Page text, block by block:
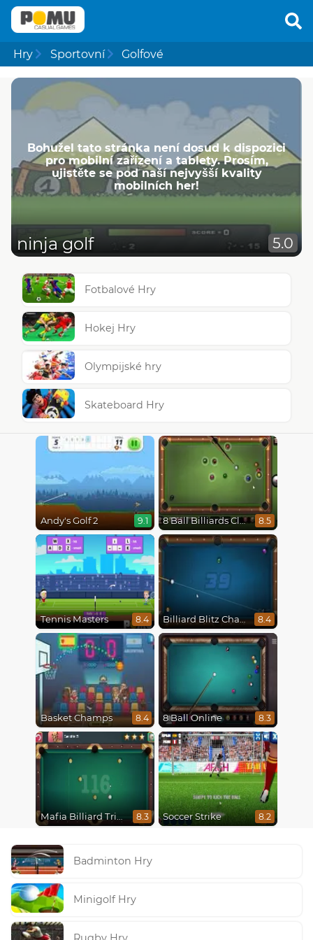
Hry Sportovní Golfové
Bohužel tato stránka není dosud k dispozici
pro mobilní zařízení a tablety. Prosím,
ujistěte se pod naší nejvyšší kvality
mobilních her!
ninja golf 5.0
Fotbalové Hry
Hokej Hry
Olympijské hry
Skateboard Hry
Andy's Golf 2 9.1 8 Ball Billiards Classic 8.5
Tennis Masters 8.4 Billiard Blitz Challenge 8.4
Basket Champs 8.4 8 Ball Online 8.3
Mafia Billiard Tricks 8.3 Soccer Strike 8.2
Badminton Hry
Minigolf Hry